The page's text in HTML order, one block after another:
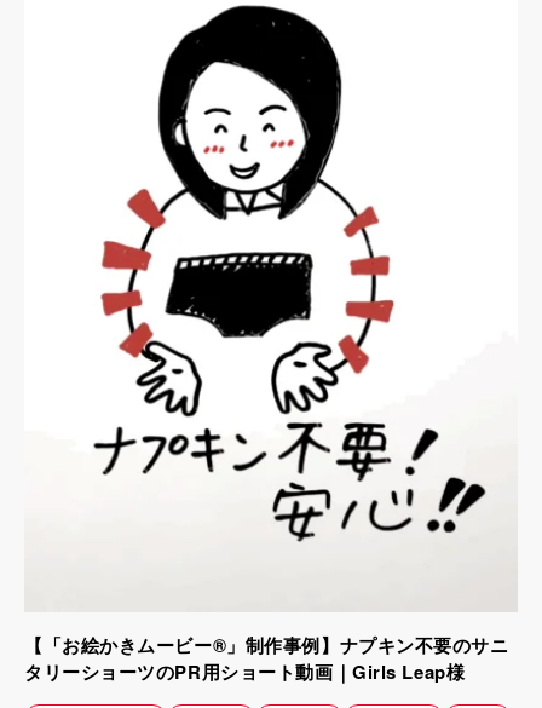
【「お絵かきムービー®」制作事例】ナプキン不要のサニ
タリーショーツのPR用ショート動画｜Girls Leap様